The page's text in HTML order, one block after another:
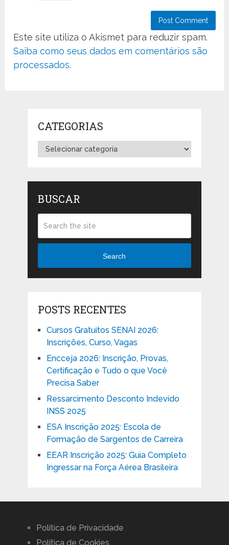
Este site utiliza o Akismet para reduzir spam.
Saiba como seus dados em comentários são
processados.
CATEGORIAS
Categorias
BUSCAR
Search
POSTS RECENTES
Cursos Gratuitos SENAI 2026:
Inscrições, Curso, Vagas
Encceja 2026: Inscrição, Provas,
Certificação e Tudo o que Você
Precisa Saber
Ressarcimento Desconto Indevido
INSS 2025
ESA Inscrição 2025: Escola de
Formação de Sargentos de Carreira
EEAR Inscrição 2025: Guia Completo
Ingressar na Força Aérea Brasileira
Política de Privacidade
Política de Cookies